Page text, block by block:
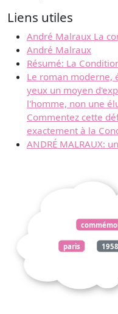
Liens utiles
André Malraux La
André Malraux
Résumé: La
Le roman moderne,
yeux un moyen
l'homme, non une
Commentez cette
exactement à la
ANDRÉ MALRAUX:
paris 1958